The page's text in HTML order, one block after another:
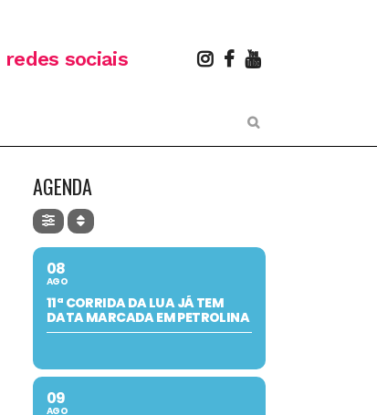
redes sociais
AGENDA
08
AGO
11ª CORRIDA DA LUA JÁ TEM
DATA MARCADA EM PETROLINA
09
AGO